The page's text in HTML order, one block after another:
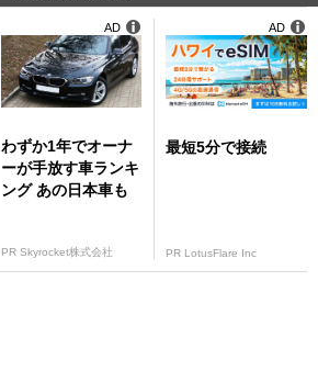
わずか1年でオーナ
ーが手放す車ランキ
ング あの日本車も
PR Skyrocket株式会社
AD
最短5分で接続
PR LotusFlare Inc
AD